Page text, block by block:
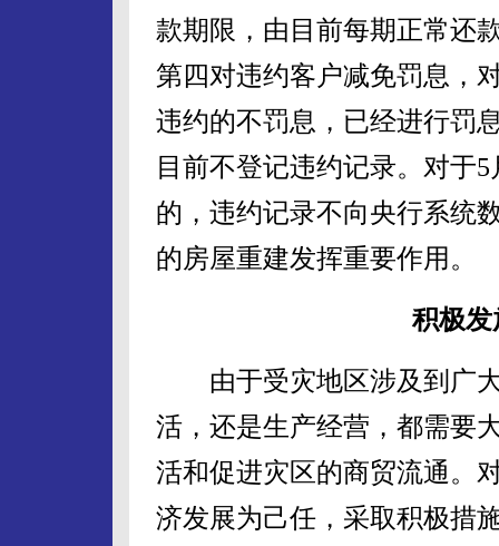
款期限，由目前每期正常还
第四对违约客户减免罚息，
违约的不罚息，已经进行罚
目前不登记违约记录。对于
的，违约记录不向央行系统
的房屋重建发挥重要作用。
积极
由于受灾地区涉及到广大
活，还是生产经营，都需要
活和促进灾区的商贸流通。
济发展为己任，采取积极措